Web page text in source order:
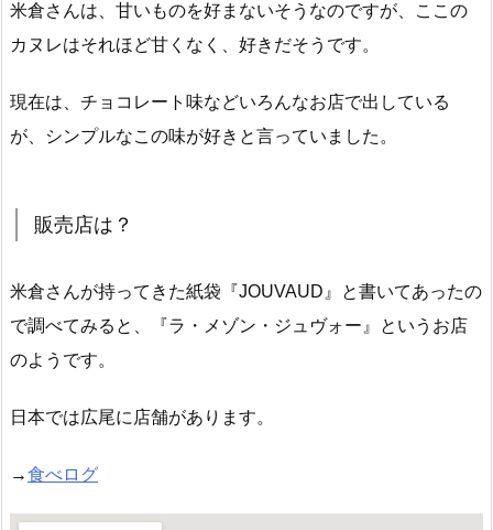
米倉さんは、甘いものを好まないそうなのですが、ここの
カヌレはそれほど甘くなく、好きだそうです。
現在は、チョコレート味などいろんなお店で出している
が、シンプルなこの味が好きと言っていました。
販売店は？
米倉さんが持ってきた紙袋『JOUVAUD』と書いてあったの
で調べてみると、『ラ・メゾン・ジュヴォー』というお店
のようです。
日本では広尾に店舗があります。
→食べログ